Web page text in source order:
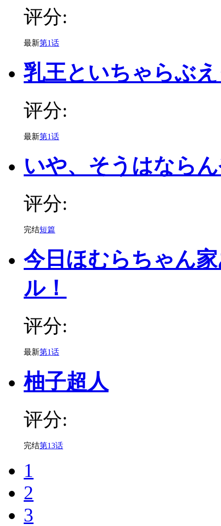
评分:
最新第1话
乳王といちゃらぶ
评分:
最新第1话
いや、そうはなら
评分:
完结短篇
今日ほむらちゃん
ル！
评分:
最新第1话
柚子超人
评分:
完结第13话
1
2
3